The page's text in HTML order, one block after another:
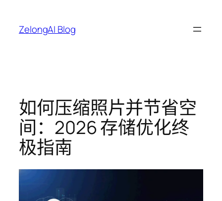
ZelongAI Blog
如何压缩照片并节省空
间：2026 存储优化终
极指南